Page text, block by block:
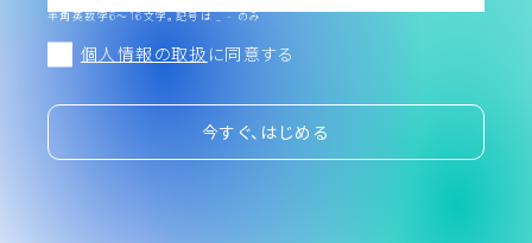
半角英数字6～16文字。記号は _ - のみ
個人情報の取扱 に同意する
今すぐ、はじめる